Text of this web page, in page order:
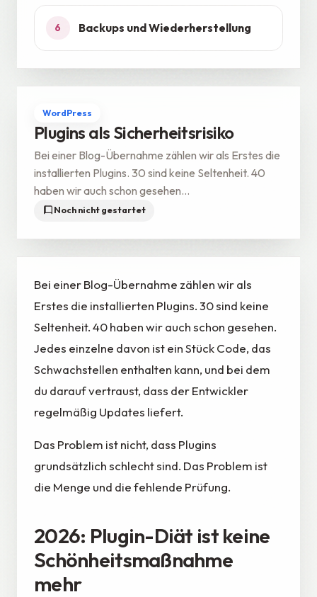
6 Backups und Wiederherstellung
WordPress
Plugins als Sicherheitsrisiko
Bei einer Blog-Übernahme zählen wir als Erstes die
installierten Plugins. 30 sind keine Seltenheit. 40
haben wir auch schon gesehen...
Noch nicht gestartet
Bei einer Blog-Übernahme zählen wir als
Erstes die installierten Plugins. 30 sind keine
Seltenheit. 40 haben wir auch schon gesehen.
Jedes einzelne davon ist ein Stück Code, das
Schwachstellen enthalten kann, und bei dem
du darauf vertraust, dass der Entwickler
regelmäßig Updates liefert.
Das Problem ist nicht, dass Plugins
grundsätzlich schlecht sind. Das Problem ist
die Menge und die fehlende Prüfung.
2026: Plugin-Diät ist keine
Schönheitsmaßnahme
mehr